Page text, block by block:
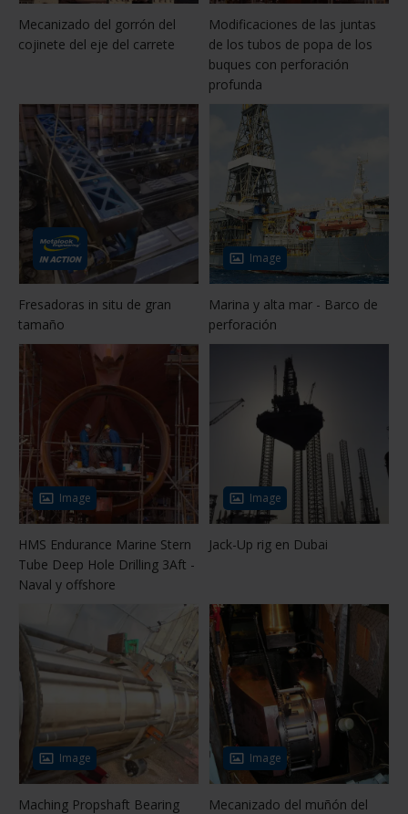
Modificaciones de las juntas
de los tubos de popa de los
buques con perforación
profunda
Mecanizado del gorrón del
cojinete del eje del carrete
Fresadoras in situ de gran
tamaño
Image
Marina y alta mar - Barco de
perforación
Image
HMS Endurance Marine Stern
Tube Deep Hole Drilling 3Aft -
Naval y offshore
Image
Jack-Up rig en Dubai
Image
Maching Propshaft Bearing
Image
Mecanizado del muñón del